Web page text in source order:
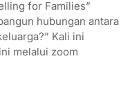
for Families”
hubungan antara
Kali ini
melalui zoom